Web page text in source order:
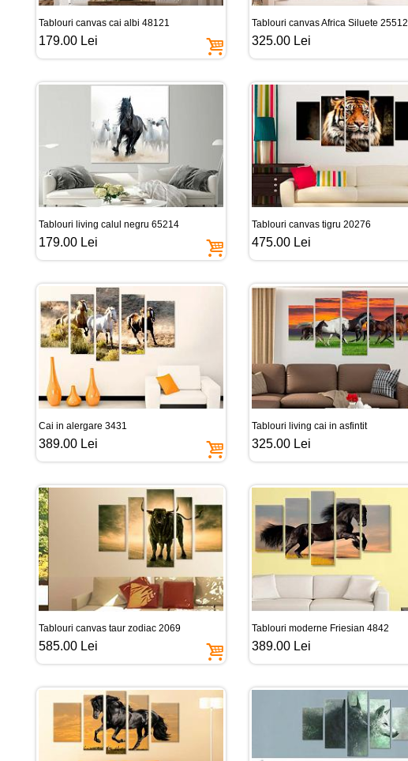
Tablouri canvas cai albi 48121
179.00 Lei
Tablouri canvas Africa Siluete 25512
325.00 Lei
Tablouri living calul negru 65214
179.00 Lei
Tablouri canvas tigru 20276
475.00 Lei
Cai in alergare 3431
389.00 Lei
Tablouri living cai in asfintit
325.00 Lei
Tablouri canvas taur zodiac 2069
585.00 Lei
Tablouri moderne Friesian 4842
389.00 Lei